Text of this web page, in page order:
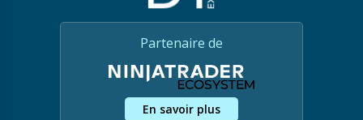
Partenaire de
En savoir plus